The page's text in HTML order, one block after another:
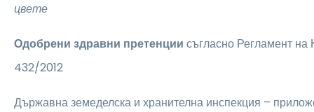
цвете
Одобрени здравни претенции съгласно Регламент
432/2012
Държавна земеделска и хранителна инспекция –